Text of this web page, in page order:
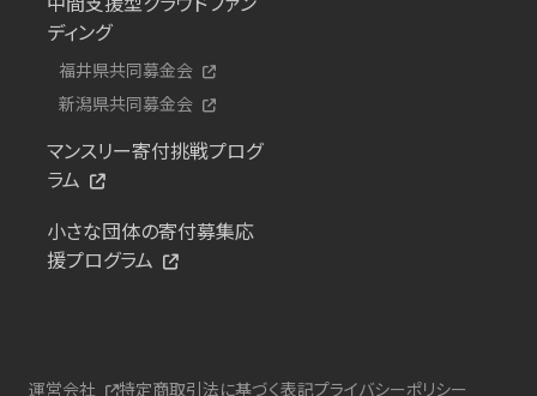
ディング
福井県共同募金会
新潟県共同募金会
マンスリー寄付挑戦プログ
ラム
小さな団体の寄付募集応
援プログラム
運営会社 特定商取引法に基づく表記プライバシーポリシー